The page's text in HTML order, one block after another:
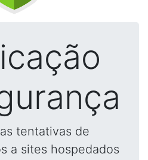
tentativas de
a sites hospedados